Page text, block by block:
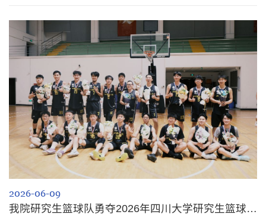
医用高分子材料系教师谢兴益主持。李艳梅首先致欢迎辞。作为92级校
友，她以老同学与院领导的双重身份，与在场校友重温了从北门“成都科
技大学”校牌、荷...
2026-06-09
我院研究生篮球队勇夺2026年四川大学研究生篮球友谊赛冠军并实现三连冠